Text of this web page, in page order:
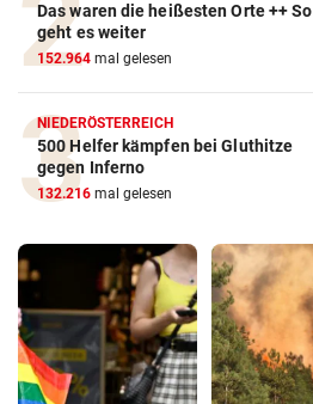
Das waren die heißesten Orte ++ So
geht es weiter
152.964 mal gelesen
NIEDERÖSTERREICH
500 Helfer kämpfen bei Gluthitze
gegen Inferno
132.216 mal gelesen